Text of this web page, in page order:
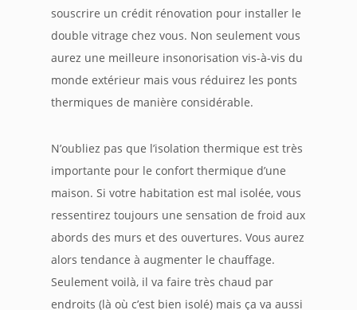
souscrire un crédit rénovation pour installer le
double vitrage chez vous. Non seulement vous
aurez une meilleure insonorisation vis-à-vis du
monde extérieur mais vous réduirez les ponts
thermiques de manière considérable.
N’oubliez pas que l’isolation thermique est très
importante pour le confort thermique d’une
maison. Si votre habitation est mal isolée, vous
ressentirez toujours une sensation de froid aux
abords des murs et des ouvertures. Vous aurez
alors tendance à augmenter le chauffage.
Seulement voilà, il va faire très chaud par
endroits (là où c’est bien isolé) mais ça va aussi